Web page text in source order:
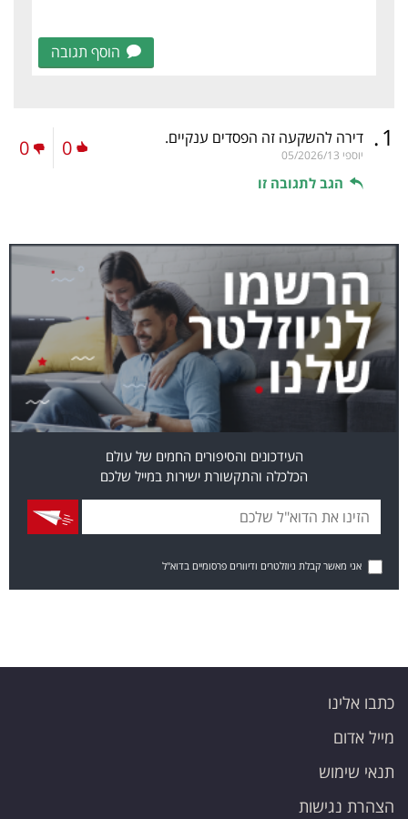
הוסף תגובה
1
. דירה להשקעה זה הפסדים ענקיים.
יוספי 05/2026/13
הגב לתגובה זו
0
0
העידכונים והסיפורים החמים של עולם
הכלכלה והתקשורת ישירות במייל שלכם
אני מאשר קבלת ניוזלטרים ודיוורים פרסומיים בדוא"ל
כתבו אלינו
מייל אדום
תנאי שימוש
הצהרת נגישות